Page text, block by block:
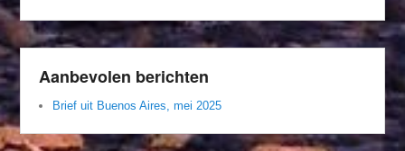
Aanbevolen berichten
Brief uit Buenos Aires, mei 2025